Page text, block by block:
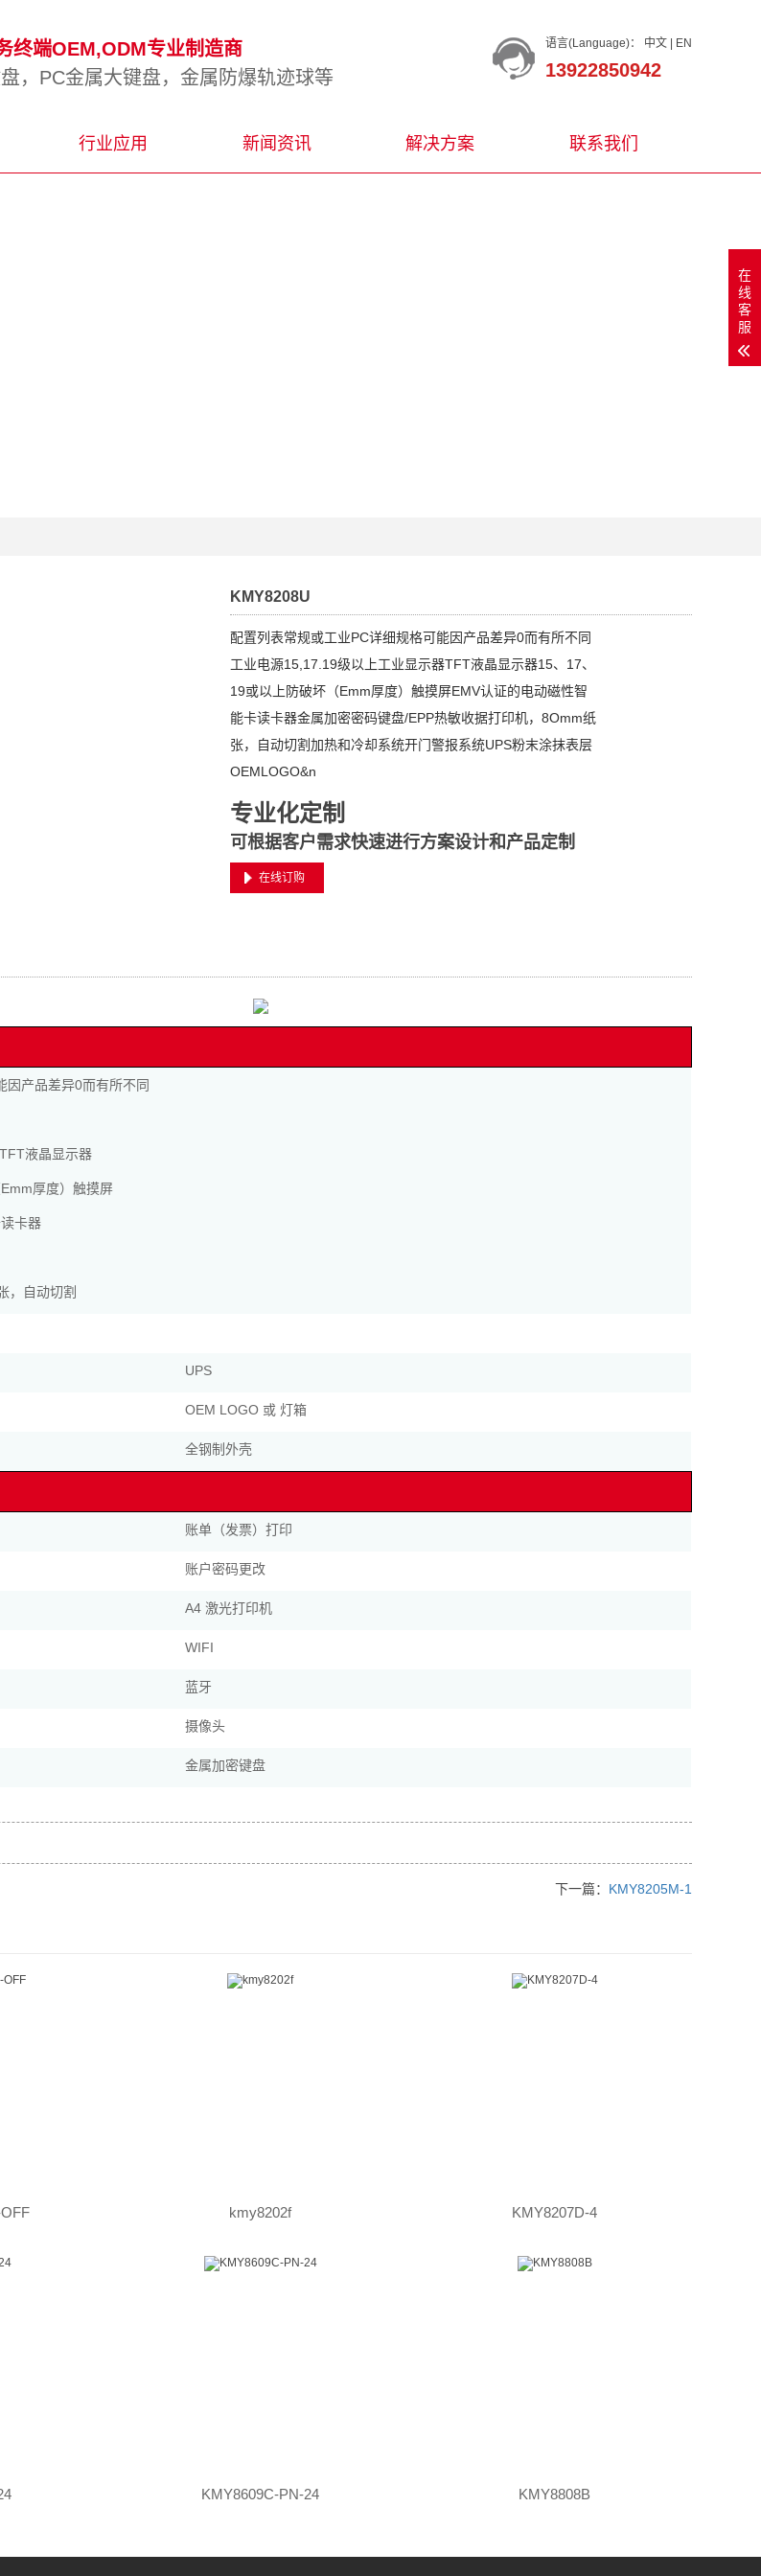
语言(Language)： 中文 EN
13922850942
终端OEM,ODM专业制造商
，PC金属大键盘，金属防爆轨迹球等
行业应用 新闻资讯 解决方案 联系我们
KMY8208U
配置列表常规或工业PC详细规格可能因产品差异0而有所不同
工业电源15,17.19级以上工业显示器TFT液晶显示器15、17、
19或以上防破坏（Emm厚度）触摸屏EMV认证的电动磁性智
能卡读卡器金属加密密码键盘/EPP热敏收据打印机，8Omm纸
张，自动切割加热和冷却系统开门警报系统UPS粉末涂抹表层
OEMLOGO&n
专业化定制
可根据客户需求快速进行方案设计和产品定制
在线订购
因产品差异0而有所不同
液晶显示器
厚度）触摸屏
卡器
，自动切割
UPS
OEM LOGO 或 灯箱
全钢制外壳
账单（发票）打印
账户密码更改
A4 激光打印机
WIFI
蓝牙
摄像头
金属加密键盘
下一篇： KMY8205M-1
kmy8202f KMY8207D-4
KMY8609C-PN-24 KMY8808B
在
线
客
服